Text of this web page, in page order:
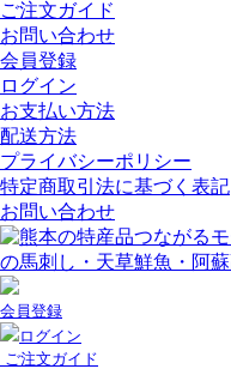
ご注文ガイド
お問い合わせ
会員登録
ログイン
お支払い方法
配送方法
プライバシーポリシー
特定商取引法に基づく表記
お問い合わせ
会員登録
ログイン
ご注文ガイド